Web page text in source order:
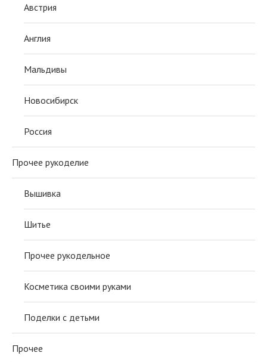
Австрия
Англия
Мальдивы
Новосибирск
Россия
Прочее рукоделие
Вышивка
Шитье
Прочее рукодельное
Косметика своими руками
Поделки с детьми
Прочее